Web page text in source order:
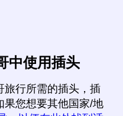
中使用插头
旅行所需的插头，插
果您想要其他国家/地